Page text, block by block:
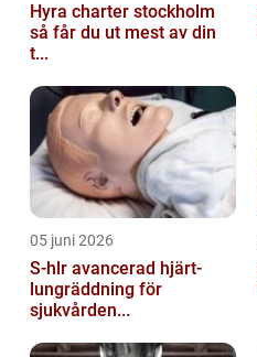
Hyra charter stockholm
så får du ut mest av din
t...
05 juni 2026
S-hlr avancerad hjärt-
lungräddning för
sjukvården...